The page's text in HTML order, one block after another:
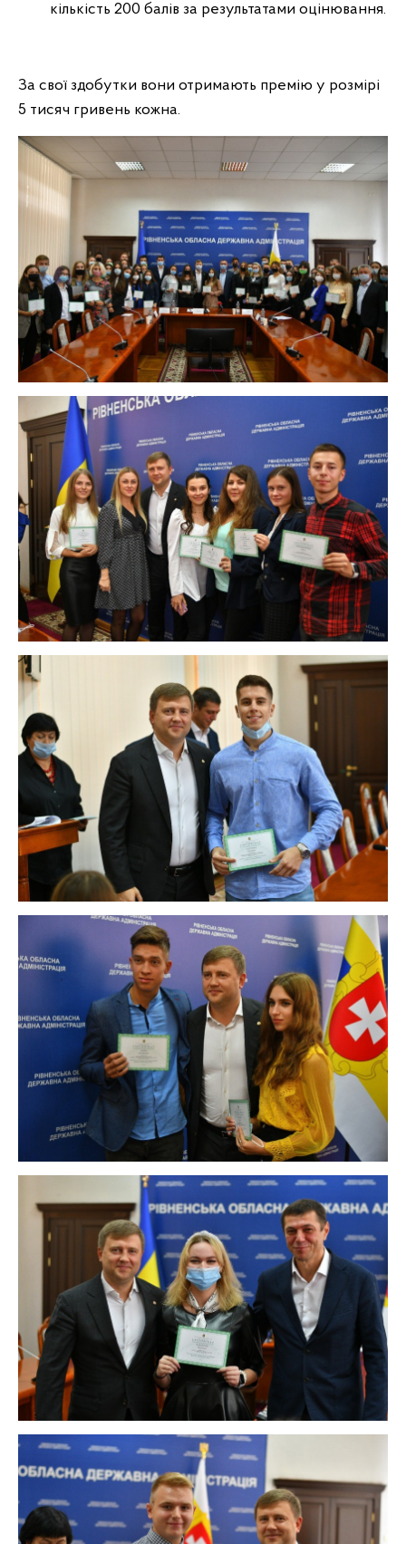
кількість 200 балів за результатами оцінювання.
За свої здобутки вони отримають премію у розмірі
5 тисяч гривень кожна.